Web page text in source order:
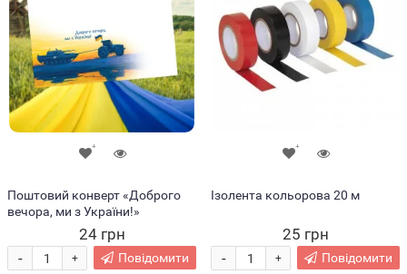
Поштовий конверт «Доброго
вечора, ми з України!»
24 грн
+
- Повідомити
Ізолента кольорова 20 м
25 грн
+
- Повідомити